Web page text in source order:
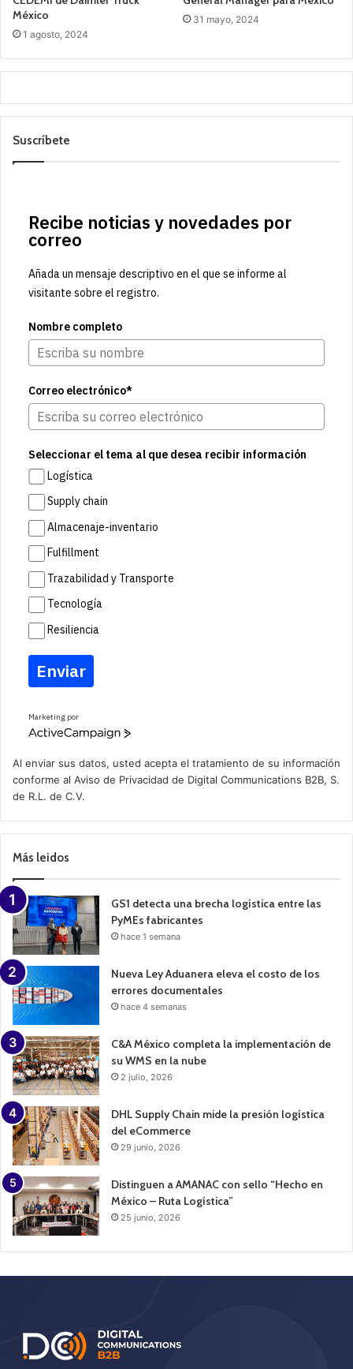
México
1 agosto, 2024
31 mayo, 2024
Suscríbete
Recibe noticias y novedades por
correo
Añada un mensaje descriptivo en el que se informe al
visitante sobre el registro.
Nombre completo
Correo electrónico*
Seleccionar el tema al que desea recibir información
Logística
Supply chain
Almacenaje-inventario
Fulfillment
Trazabilidad y Transporte
Tecnología
Resiliencia
Enviar
Marketing por
A
v
e
a
m
a
n
Al enviar sus datos, usted acepta el tratamiento de su información
conforme al Aviso de Privacidad de Digital Communications B2B, S.
de R.L. de C.V.
Más leidos
GS1 detecta una brecha logística entre las
PyMEs fabricantes
hace 1 semana
Nueva Ley Aduanera eleva el costo de los
errores documentales
hace 4 semanas
C&A México completa la implementación de
su WMS en la nube
2 julio, 2026
DHL Supply Chain mide la presión logística
del eCommerce
29 junio, 2026
Distinguen a AMANAC con sello “Hecho en
México – Ruta Logística”
25 junio, 2026